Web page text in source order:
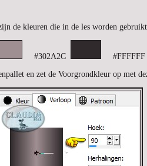
de kleuren die in de les worden
#302A2C
#FFFFFF
en zet de Voorgrondkleur op met